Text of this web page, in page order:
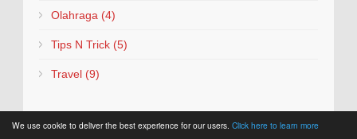
We use cookie to deliver the best experience for our users. Click here to learn more
Olahraga (4)
Tips N Trick (5)
Travel (9)